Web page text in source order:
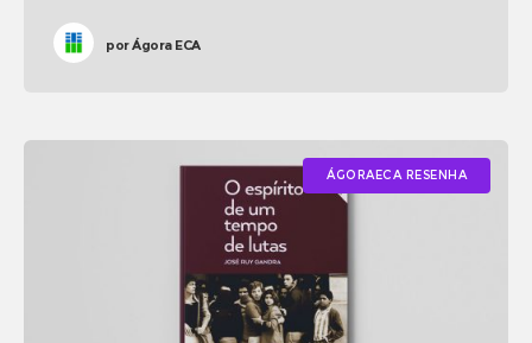
porÁgora ECA
ÁGORAECA RESENHA